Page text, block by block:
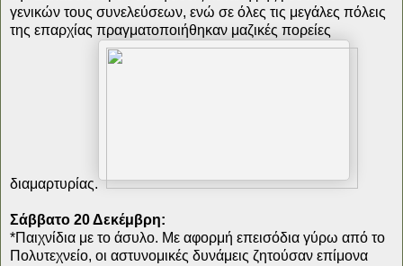
γενικών τους συνελεύσεων, ενώ σε όλες τις μεγάλες πόλεις
της επαρχίας πραγματοποιήθηκαν μαζικές πορείες
διαμαρτυρίας.
Σάββατο 20 Δεκέμβρη:
*Παιχνίδια με το άσυλο. Με αφορμή επεισόδια γύρω από το
Πολυτεχνείο, οι αστυνομικές δυνάμεις ζητούσαν επίμονα